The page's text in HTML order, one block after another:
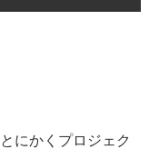
にかくプロジェク